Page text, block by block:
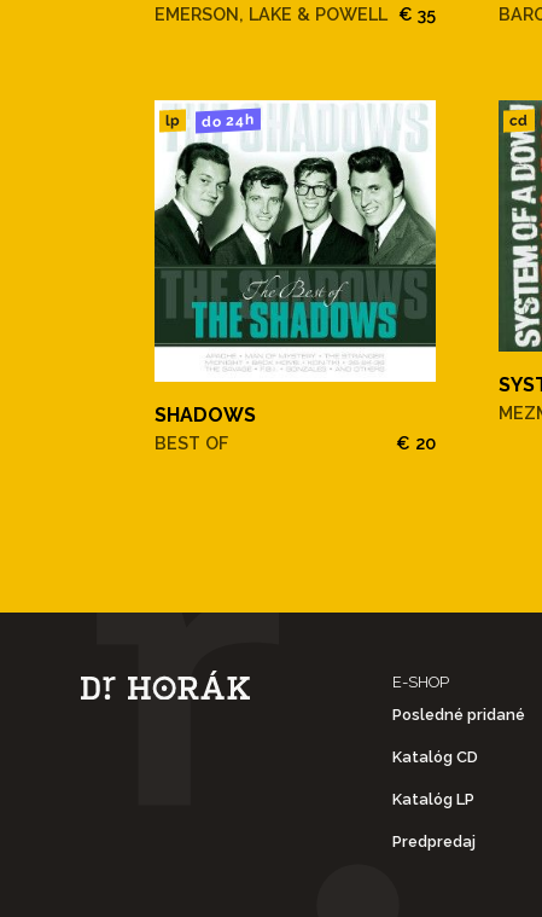
EMERSON, LAKE & POWELL € 35
lp do 24h
SHADOWS
BEST OF € 20
cd
E-SHOP
Posledné pridané
Katalóg CD
Katalóg LP
Predpredaj